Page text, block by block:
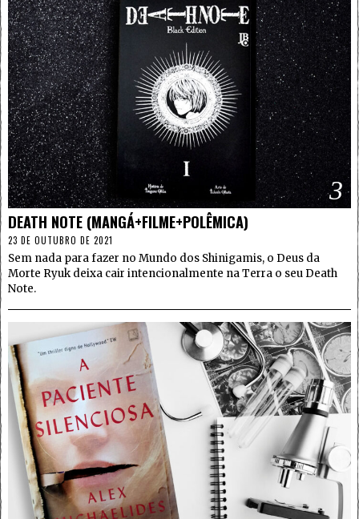
3
DEATH NOTE (MANGÁ+FILME+POLÊMICA)
23 DE OUTUBRO DE 2021
Sem nada para fazer no Mundo dos Shinigamis, o Deus da
Morte Ryuk deixa cair intencionalmente na Terra o seu Death
Note.